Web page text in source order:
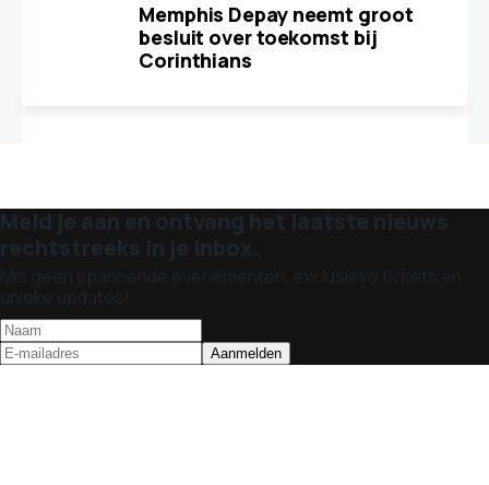
Memphis Depay neemt groot
besluit over toekomst bij
Corinthians
Meld je aan en ontvang het laatste nieuws
rechtstreeks in je inbox.
Mis geen spannende evenementen, exclusieve tickets en
unieke updates!